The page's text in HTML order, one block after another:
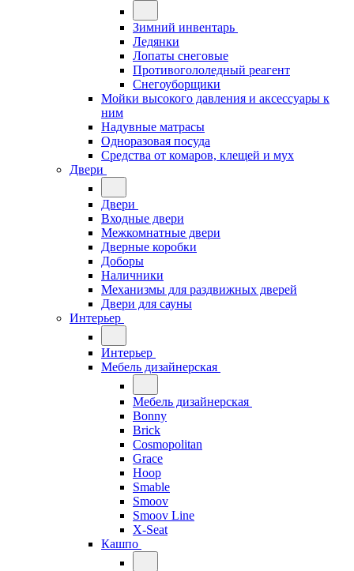
Зимний инвентарь
Ледянки
Лопаты снеговые
Противогололедный реагент
Снегоуборщики
Мойки высокого давления и аксессуары к
ним
Надувные матрасы
Одноразовая посуда
Средства от комаров, клещей и мух
Двери
Двери
Входные двери
Межкомнатные двери
Дверные коробки
Доборы
Наличники
Механизмы для раздвижных дверей
Двери для сауны
Интерьер
Интерьер
Мебель дизайнерская
Мебель дизайнерская
Bonny
Brick
Cosmopolitan
Grace
Hoop
Smable
Smoov
Smoov Line
X-Seat
Кашпо